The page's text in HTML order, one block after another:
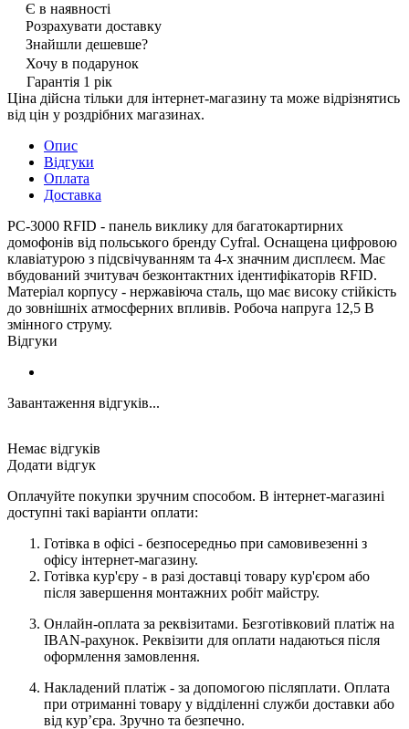
Є в наявності
Розрахувати доставку
Знайшли дешевше?
Хочу в подарунок
Гарантія 1 рік
Ціна дійсна тільки для інтернет-магазину та може відрізнятись
від цін у роздрібних магазинах.
Опис
Відгуки
Оплата
Доставка
PC-3000 RFID - панель виклику для багатокартирних
домофонів від польського бренду Cyfral. Оснащена цифровою
клавіатурою з підсвічуванням та 4-х значним дисплеєм. Має
вбудований зчитувач безконтактних ідентифікаторів RFID.
Матеріал корпусу - нержавіюча сталь, що має високу стійкість
до зовнішніх атмосферних впливів. Робоча напруга 12,5 В
змінного струму.
Відгуки
Завантаження відгуків...
Немає відгуків
Додати відгук
Оплачуйте покупки зручним способом. В інтернет-магазині
доступні такі варіанти оплати:
Готівка в офісі - безпосередньо при самовивезенні з
офісу інтернет-магазину.
Готівка кур'єру - в разі доставці товару кур'єром або
після завершення монтажних робіт майстру.
Онлайн-оплата за реквізитами. Безготівковий платіж на
IBAN-рахунок. Реквізити для оплати надаються після
оформлення замовлення.
Накладений платіж - за допомогою післяплати. Оплата
при отриманні товару у відділенні служби доставки або
від кур’єра. Зручно та безпечно.